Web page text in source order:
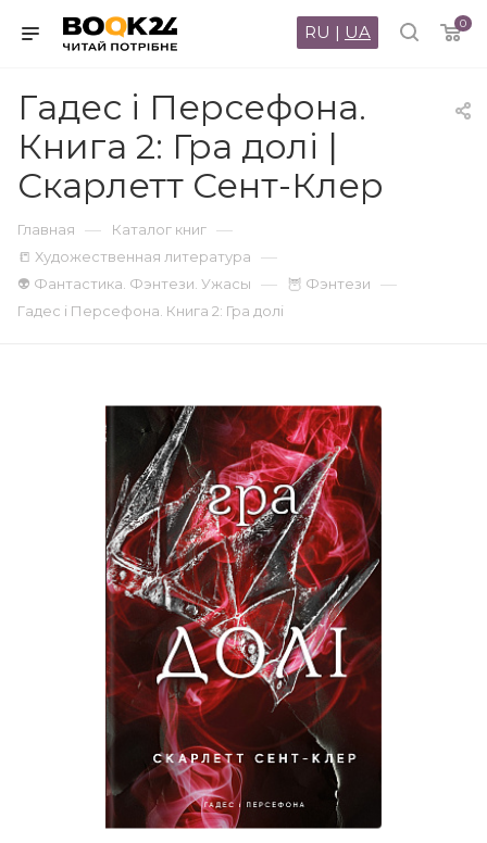
0
RU | UA
Гадес і Персефона.
Книга 2: Гра долі |
Скарлетт Сент-Клер
Главная — Каталог книг —
📒 Художественная литература —
👽 Фантастика. Фэнтези. Ужасы — 🦉 Фэнтези —
Гадес і Персефона. Книга 2: Гра долі